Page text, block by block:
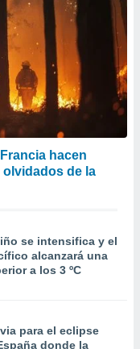
hacen
olvidados de la
se intensifica y el
alcanzará una
a los 3 ºC
para el eclipse
donde la